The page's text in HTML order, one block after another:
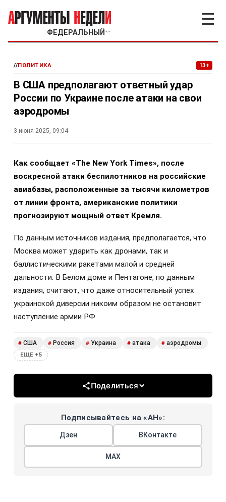
ФЕДЕРАЛЬНЫЙ ﹀
☰
//ПОЛИТИКА 13+
В США предполагают ответный удар
России по Украине после атаки на свои
аэродромы
3 июня 2025, 09:04
Как сообщает «The New York Times», после
воскресной атаки беспилотников на российские
авиабазы, расположенные за тысячи километров
от линии фронта, американские политики
прогнозируют мощный ответ Кремля.
По данным источников издания, предполагается, что
Москва может ударить как дронами, так и
баллистическими ракетами малой и средней
дальности. В Белом доме и Пентагоне, по данным
издания, считают, что даже относительный успех
украинской диверсии никоим образом не остановит
наступление армии РФ.
# США # Россия # Украина # атака # аэродромы
ЕЩЕ +5
Поделиться
Подписывайтесь на «АН»:
Дзен ВКонтакте
МАХ